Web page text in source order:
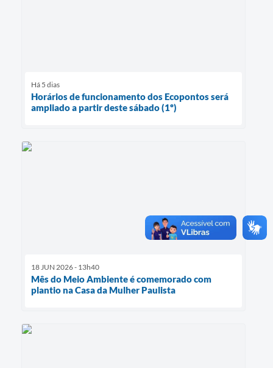
Há 5 dias
Horários de funcionamento dos Ecopontos será
ampliado a partir deste sábado (1º)
18 JUN 2026 - 13h40
Mês do Meio Ambiente é comemorado com
plantio na Casa da Mulher Paulista